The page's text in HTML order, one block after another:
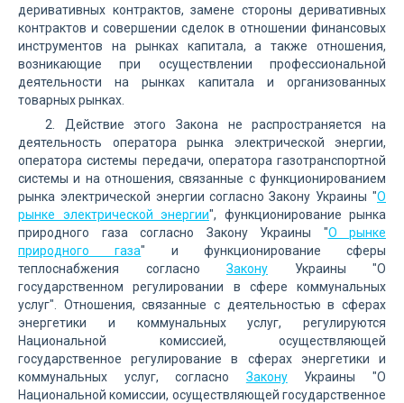
деривативных контрактов, замене стороны деривативных
контрактов и совершении сделок в отношении финансовых
инструментов на рынках капитала, а также отношения,
возникающие при осуществлении профессиональной
деятельности на рынках капитала и организованных
товарных рынках.
2. Действие этого Закона не распространяется на
деятельность оператора рынка электрической энергии,
оператора системы передачи, оператора газотранспортной
системы и на отношения, связанные с функционированием
рынка электрической энергии согласно Закону Украины "О
рынке электрической энергии", функционирование рынка
природного газа согласно Закону Украины "О рынке
природного газа" и функционирование сферы
теплоснабжения согласно Закону Украины "О
государственном регулировании в сфере коммунальных
услуг". Отношения, связанные с деятельностью в сферах
энергетики и коммунальных услуг, регулируются
Национальной комиссией, осуществляющей
государственное регулирование в сферах энергетики и
коммунальных услуг, согласно ЗаконуУкраины "О
Национальной комиссии, осуществляющей государственное